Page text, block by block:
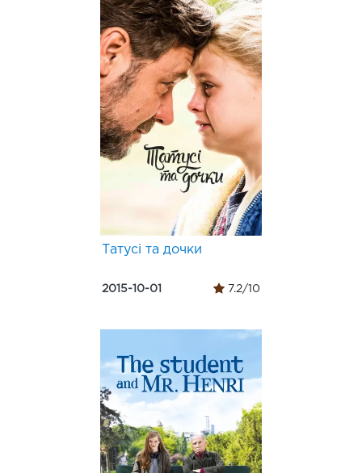
Татусі та дочки
2015-10-01 7.2/10